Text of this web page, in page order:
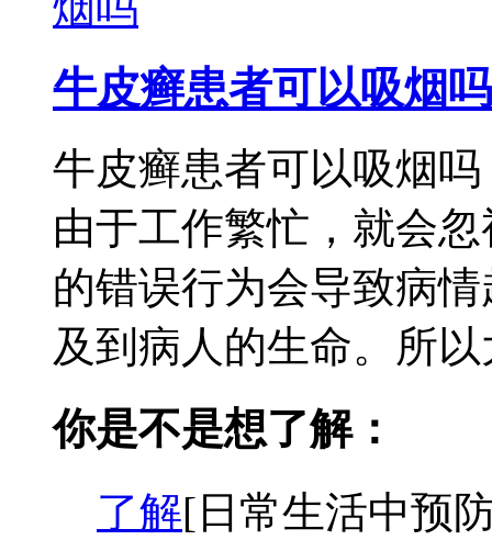
牛皮癣患者可以吸烟吗
牛皮癣患者可以吸烟
由于工作繁忙，就会
的错误行为会导致病
及到病人的生命。所
你是不是想了解：
了解[日常生活中预